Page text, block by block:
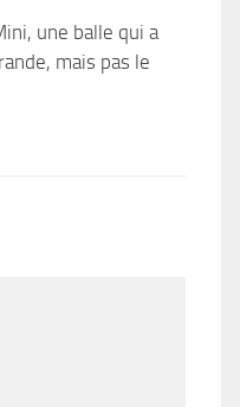
une balle qui a
mais pas le